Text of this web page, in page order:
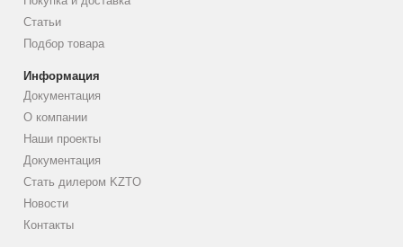
Статьи
Подбор товара
Информация
Документация
О компании
Наши проекты
Документация
Стать дилером KZTO
Новости
Контакты